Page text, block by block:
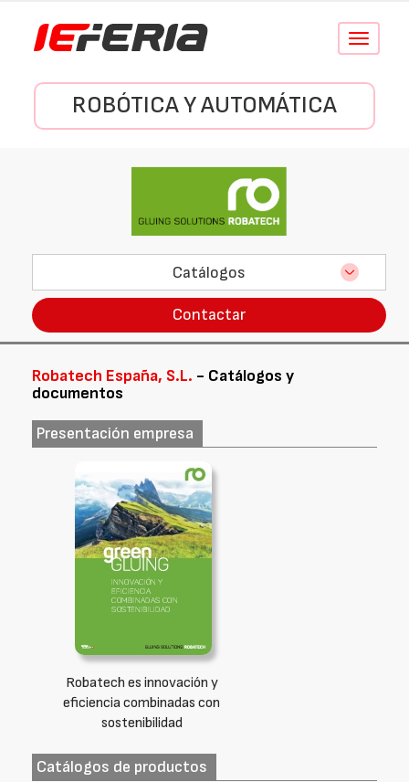
Conmutar
ROBÓTICA Y AUTOMÁTICA
Catálogos
Contactar
Robatech España, S.L. - Catálogos y
documentos
Presentación empresa
Robatech es innovación y
eficiencia combinadas con
sostenibilidad
Catálogos de productos